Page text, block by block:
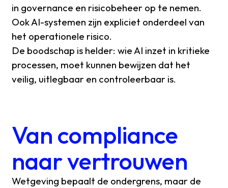
in governance en risicobeheer op te nemen.
Ook AI-systemen zijn expliciet onderdeel van
het operationele risico.
De boodschap is helder: wie AI inzet in kritieke
processen, moet kunnen bewijzen dat het
veilig, uitlegbaar en controleerbaar is.
Van compliance
naar vertrouwen
Wetgeving bepaalt de ondergrens, maar de